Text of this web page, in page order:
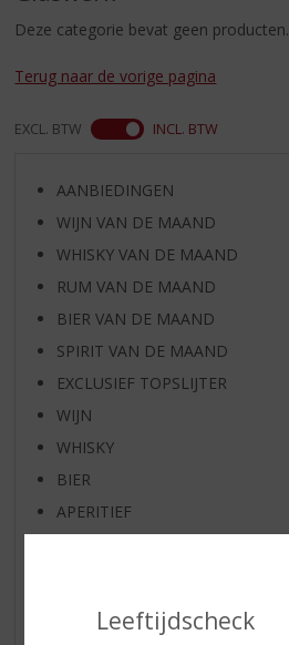
p
i
g
Leeftijdscheck
Deze categorie bevat geen producten.
Terug naar de vorige pagina
EXCL. BTW INCL. BTW
AANBIEDINGEN
WIJN VAN DE MAAND
WHISKY VAN DE MAAND
RUM VAN DE MAAND
BIER VAN DE MAAND
SPIRIT VAN DE MAAND
EXCLUSIEF TOPSLIJTER
WIJN
WHISKY
BIER
APERITIEF
KANT EN KLAAR